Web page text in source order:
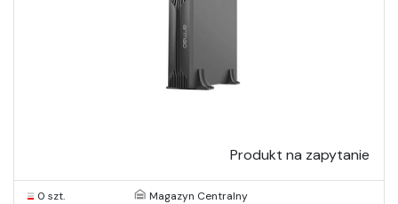
Produkt na zapytanie
0 szt.
Magazyn Centralny